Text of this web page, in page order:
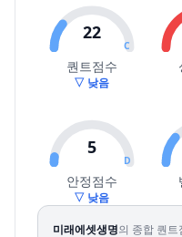
22
C
퀀트점수
▽ 낮음
5
D
안정점수
▽ 낮음
미래에셋생명의 종합 퀀트